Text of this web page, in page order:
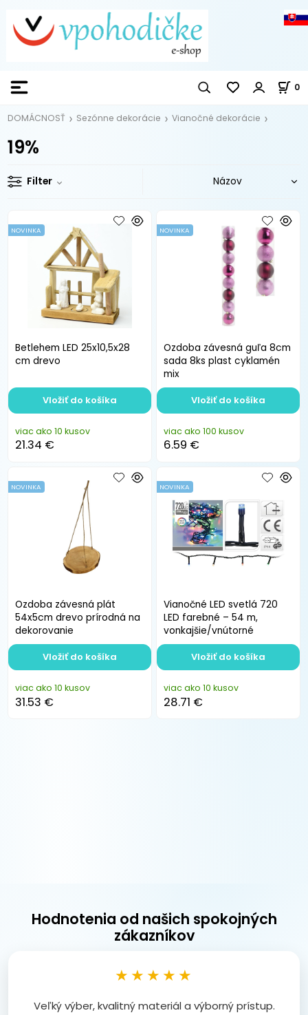
0
DOMÁCNOSŤ Sezónne dekorácie Vianočné dekorácie
19%
Filter
Betlehem LED 25x10,5x28
cm drevo
NOVINKA
viac ako 10 kusov
21.34 €
Vložiť do košíka
Ozdoba závesná guľa 8cm
sada 8ks plast cyklamén
mix
NOVINKA
viac ako 100 kusov
6.59 €
Vložiť do košíka
Ozdoba závesná plát
54x5cm drevo prírodná na
dekorovanie
NOVINKA
viac ako 10 kusov
31.53 €
Vložiť do košíka
Vianočné LED svetlá 720
LED farebné – 54 m,
vonkajšie/vnútorné
NOVINKA
viac ako 10 kusov
28.71 €
Vložiť do košíka
Hodnotenia od našich spokojných
zákazníkov
★★★★★
Veľký výber, kvalitný materiál a výborný prístup.